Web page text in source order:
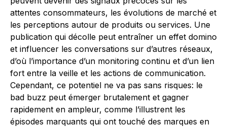
attentes consommateurs, les évolutions de marché et
les perceptions autour de produits ou services. Une
publication qui décolle peut entraîner un effet domino
et influencer les conversations sur d’autres réseaux,
d’où l’importance d’un monitoring continu et d’un lien
fort entre la veille et les actions de communication.
Cependant, ce potentiel ne va pas sans risques: le
bad buzz peut émerger brutalement et gagner
rapidement en ampleur, comme l’illustrent les
épisodes marquants qui ont touché des marques en